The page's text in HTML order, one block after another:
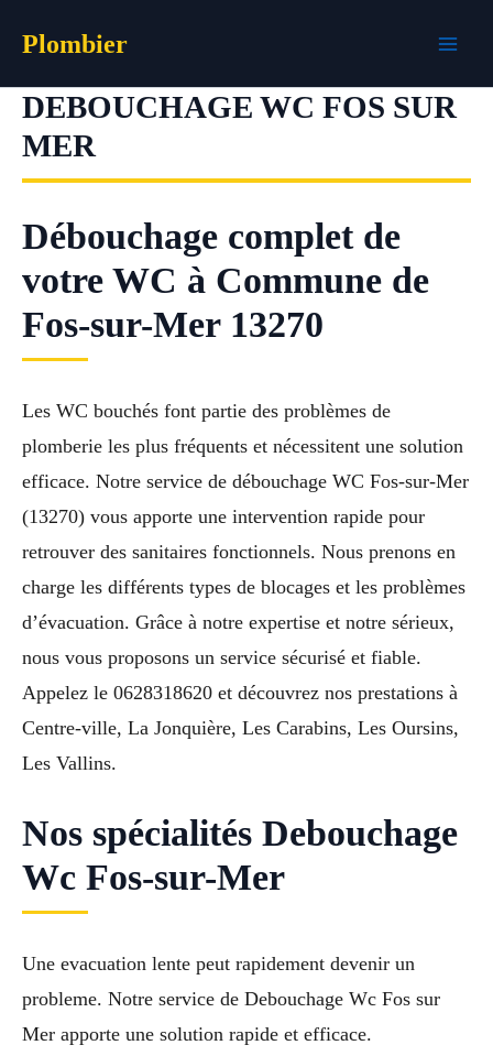
Plombier
DEBOUCHAGE WC FOS SUR
MER
Débouchage complet de
votre WC à Commune de
Fos-sur-Mer 13270
Les WC bouchés font partie des problèmes de
plomberie les plus fréquents et nécessitent une solution
efficace. Notre service de débouchage WC Fos-sur-Mer
(13270) vous apporte une intervention rapide pour
retrouver des sanitaires fonctionnels. Nous prenons en
charge les différents types de blocages et les problèmes
d’évacuation. Grâce à notre expertise et notre sérieux,
nous vous proposons un service sécurisé et fiable.
Appelez le 0628318620 et découvrez nos prestations à
Centre-ville, La Jonquière, Les Carabins, Les Oursins,
Les Vallins.
Nos spécialités Debouchage
Wc Fos-sur-Mer
Une evacuation lente peut rapidement devenir un
probleme. Notre service de Debouchage Wc Fos sur
Mer apporte une solution rapide et efficace.